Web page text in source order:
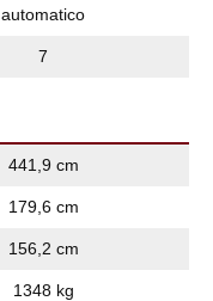
automatico
7
441,9 cm
179,6 cm
156,2 cm
1348 kg